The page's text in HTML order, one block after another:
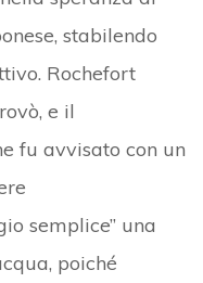
stabilendo
Rochefort
e il
fu avvisato con un
semplice” una
poiché